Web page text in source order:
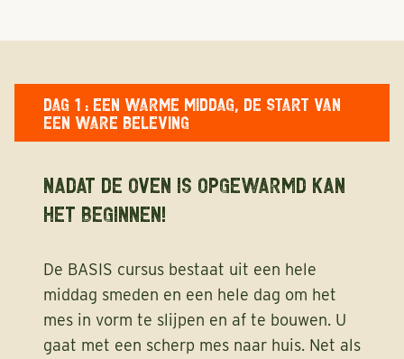
DAG 1 : EEN WARME MIDDAG, DE START VAN
EEN WARE BELEVING
Nadat de oven is opgewarmd kan
het beginnen!
De BASIS cursus bestaat uit een hele
middag smeden en een hele dag om het
mes in vorm te slijpen en af te bouwen. U
gaat met een scherp mes naar huis. Net als